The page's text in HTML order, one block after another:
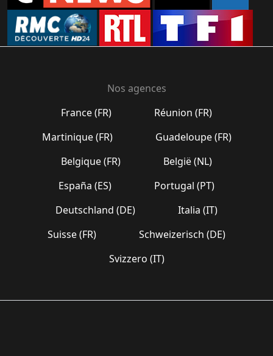
Nos agences
France (FR)
Réunion (FR)
Martinique (FR)
Guadeloupe (FR)
Belgique (FR)
België (NL)
España (ES)
Portugal (PT)
Deutschland (DE)
Italia (IT)
Suisse (FR)
Schweizerisch (DE)
Svizzero (IT)